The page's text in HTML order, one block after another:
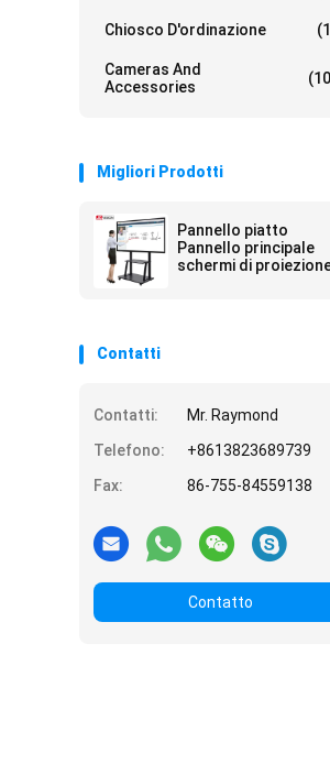
Chiosco D'ordinazione
Cameras And
Accessories
Migliori Prodotti
Pannello piatto
Pannello principale
schermi di
Contatti
Contatti:
Mr. Raymond
Telefono:
+8613823689739
Fax:
86-755-84559138
Contatto